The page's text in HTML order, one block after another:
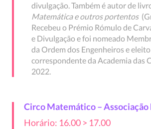
divulgação. Também é autor de
Matemática e outros portentos
Recebeu o Prémio Rómulo de
e Divulgação e foi nomeado
da Ordem dos Engenheiros e
correspondente da Academia das
2022.
Circo Matemático – Associação
Horário: 16.00 > 17.00